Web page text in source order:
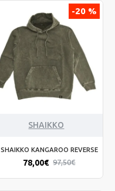
-20 %
SHAIKKO
SHAIKKO KANGAROO REVERSE
78,00€ 97,50€